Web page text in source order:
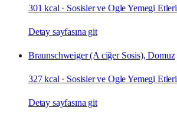
301 kcal · Sosisler ve Ogle Yemegi Etleri
Detay sayfasına git
Braunschweiger (A ciğer Sosis), Domuz
327 kcal · Sosisler ve Ogle Yemegi Etleri
Detay sayfasına git